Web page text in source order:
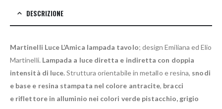
DESCRIZIONE
Martinelli Luce L’Amica lampada tavolo; design Emiliana ed Elio
Martinelli. Lampada a luce diretta e indiretta con doppia
intensità di luce.Struttura orientabile in metallo e resina, snodi
e base e resina stampata nel colore antracite, bracci
e riflettore in alluminio nei colori verde pistacchio, grigio